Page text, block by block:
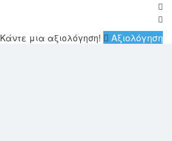
Κάντε μια αξιολόγηση! Αξιολόγηση